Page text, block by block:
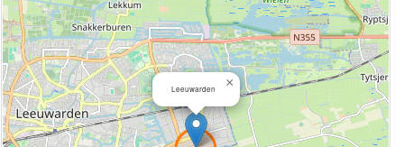
Leeuwarden ×